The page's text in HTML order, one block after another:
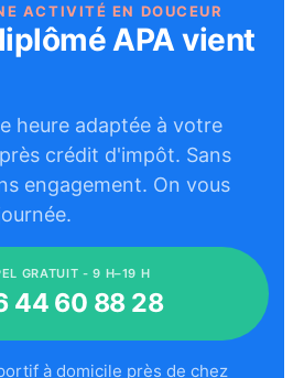
ACTIVITÉ EN DOUCEUR
APA vient
heure adaptée à votre
crédit d'impôt. Sans
engagement. On vous
GRATUIT - 9 H–19 H
44 60 88 28
à domicile près de chez